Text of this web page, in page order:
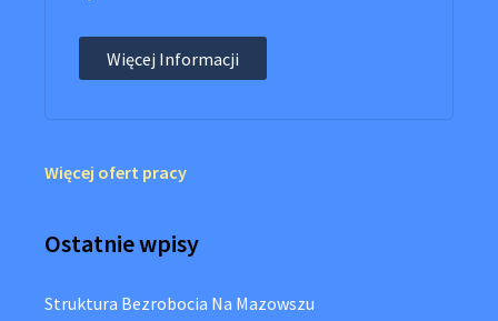
Więcej Informacji
Więcej ofert pracy
Ostatnie wpisy
Struktura Bezrobocia Na Mazowszu